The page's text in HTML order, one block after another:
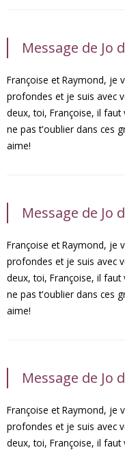
Message de Jo
Françoise et Raymond, je
profondes et je suis avec
deux, toi, Françoise, il
ne pas t'oublier dans ces
aime!
Message de Jo
Françoise et Raymond, je
profondes et je suis avec
deux, toi, Françoise, il
ne pas t'oublier dans ces
aime!
Message de Jo
Françoise et Raymond, je
profondes et je suis avec
deux, toi, Françoise, il